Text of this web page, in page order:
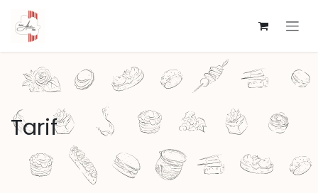
Se rendre au contenu
Tarif